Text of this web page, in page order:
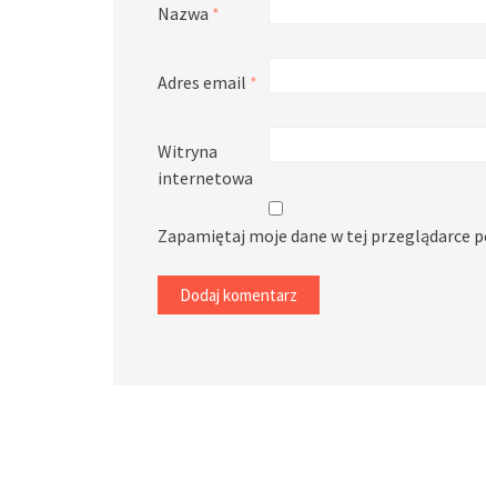
Nazwa *
Adres email *
Witryna
internetowa
Zapamiętaj moje dane w tej przeglądarce